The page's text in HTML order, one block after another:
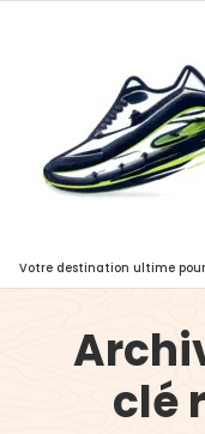
Votre destination ultime pour
clé